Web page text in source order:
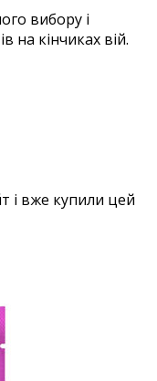
вибору і
на кінчиках вій.
і вже купили цей